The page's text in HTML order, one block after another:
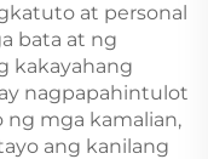
at personal
bata at ng
kakayahang
nagpapahintulot
ng mga kamalian,
ang kanilang